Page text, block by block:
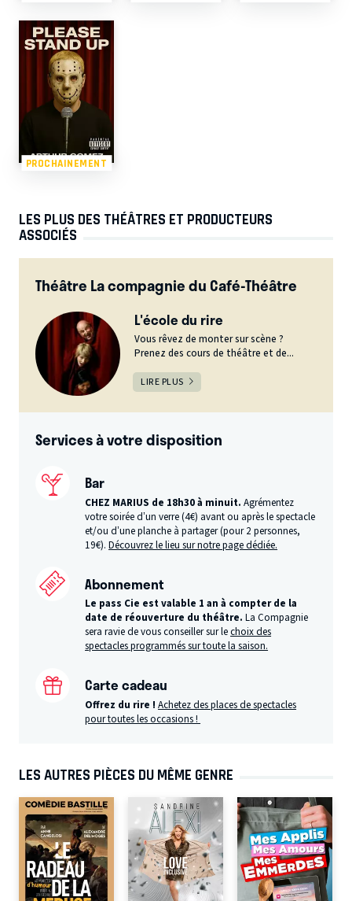
PROCHAINEMENT
LES PLUS DES THÉÂTRES ET PRODUCTEURS
ASSOCIÉS
Théâtre La compagnie du Café-Théâtre
L'école du rire
Vous rêvez de monter sur scène ?
Prenez des cours de théâtre et de...
LIRE PLUS
Services à votre disposition
Bar
CHEZ MARIUS de 18h30 à minuit.Agrémentez
votre soirée d’un verre (4€) avant ou après le spectacle
et/ou d’une planche à partager (pour 2 personnes,
19€).Découvrez le lieu sur notre page dédiée.
Abonnement
Le pass Cie est valable 1 an à compter de la
date de réouverture du théâtre.La Compagnie
sera ravie de vous conseiller sur lechoix des
spectacles programmés sur toute la saison.
Carte cadeau
Offrez du rire ! Achetez des places de spectacles
pour toutes les occasions !
LES AUTRES PIÈCES DU MÊME GENRE